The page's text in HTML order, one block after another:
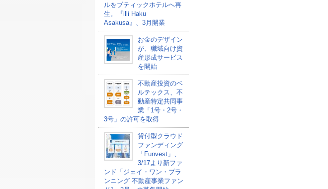
ルをブティックホテルへ再
生。『illi Haku
Asakusa』、3月開業
お金のデザイン
が、職域向け資
産形成サービス
を開始
不動産投資のベ
ルテックス、不
動産特定共同事
業「1号・2号・
3号」の許可を取得
貸付型クラウド
ファンディング
「Funvest」、
3/17より新ファ
ンド「ジェイ・ワン・プラ
ンニング 不動産事業ファン